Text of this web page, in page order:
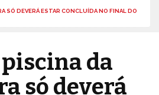
SÓ DEVERÁ ESTAR CONCLUÍDA NO FINAL DO
da
só deverá